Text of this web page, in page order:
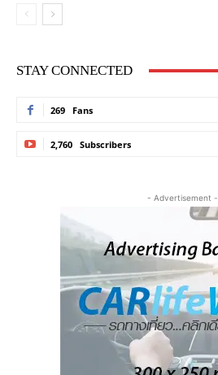
STAY CONNECTED
269 Fans
2,760 Subscribers
- Advertisement -